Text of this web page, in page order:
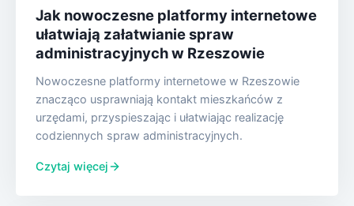
Jak nowoczesne platformy internetowe
ułatwiają załatwianie spraw
administracyjnych w Rzeszowie
Nowoczesne platformy internetowe w Rzeszowie
znacząco usprawniają kontakt mieszkańców z
urzędami, przyspieszając i ułatwiając realizację
codziennych spraw administracyjnych.
Czytaj więcej